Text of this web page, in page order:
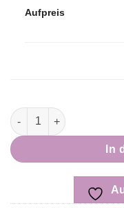
Aufpreis
Sitzkissen für
In